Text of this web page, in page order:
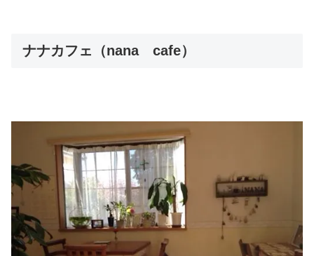
ナナカフェ（nana cafe）